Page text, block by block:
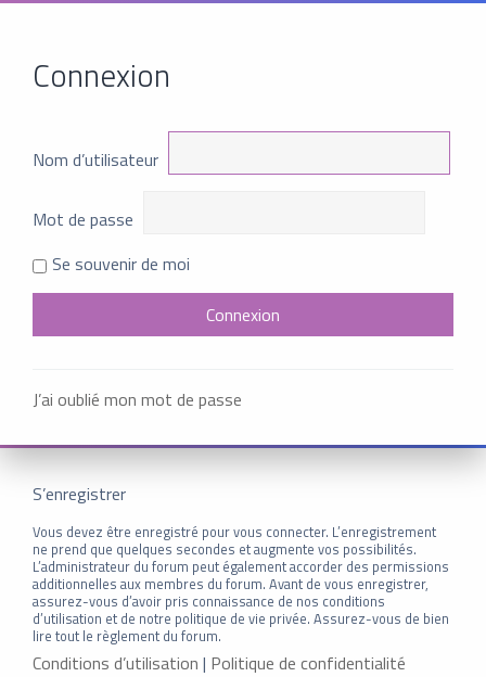
Connexion
Nom d’utilisateur
Mot de passe
Se souvenir de moi
J’ai oublié mon mot de passe
S’enregistrer
Vous devez être enregistré pour vous connecter. L’enregistrement
ne prend que quelques secondes et augmente vos possibilités.
L’administrateur du forum peut également accorder des permissions
additionnelles aux membres du forum. Avant de vous enregistrer,
assurez-vous d’avoir pris connaissance de nos conditions
d’utilisation et de notre politique de vie privée. Assurez-vous de bien
lire tout le règlement du forum.
Conditions d’utilisation | Politique de confidentialité